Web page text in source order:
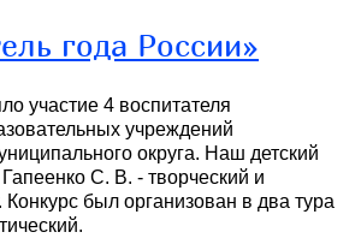
года России»
участие 4 воспитателя
учреждений
округа. Наш детский
С. В. - творческий и
был организован в два тура